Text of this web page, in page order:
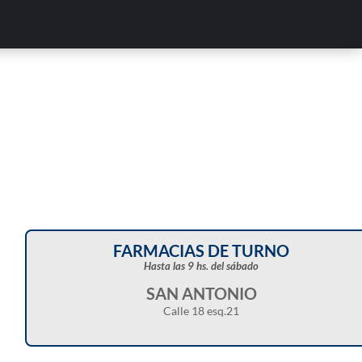
FARMACIAS DE TURNO
Hasta las 9 hs. del sábado
SAN ANTONIO
Calle 18 esq.21